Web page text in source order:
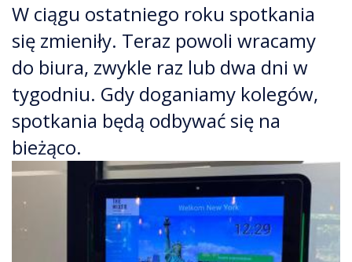
W ciągu ostatniego roku spotkania
się zmieniły. Teraz powoli wracamy
do biura, zwykle raz lub dwa dni w
tygodniu. Gdy doganiamy kolegów,
spotkania będą odbywać się na
bieżąco.